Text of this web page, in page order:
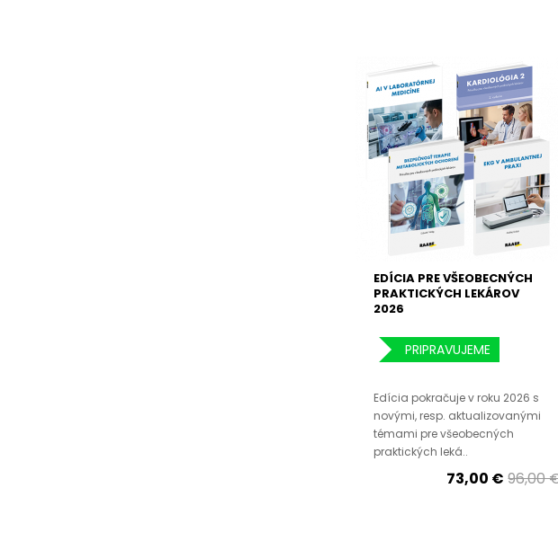
EDÍCIA PRE VŠEOBECNÝCH
PRAKTICKÝCH LEKÁROV
2026
PRIPRAVUJEME
Edícia pokračuje v roku 2026 s
novými, resp. aktualizovanými
témami pre všeobecných
praktických leká..
73,00 € 96,00